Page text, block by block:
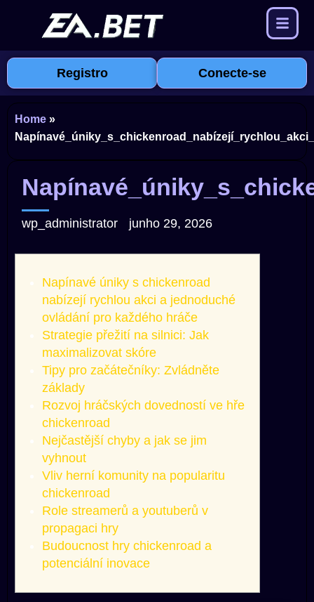
Registro Conecte-se
Home »
wp_administrator junho 29, 2026
Napínavé úniky s chickenroad
nabízejí rychlou akci a jednoduché
ovládání pro každého hráče
Strategie přežití na silnici: Jak
maximalizovat skóre
Tipy pro začátečníky: Zvládněte
základy
Rozvoj hráčských dovedností ve hře
chickenroad
Nejčastější chyby a jak se jim
vyhnout
Vliv herní komunity na popularitu
chickenroad
Role streamerů a youtuberů v
propagaci hry
Budoucnost hry chickenroad a
potenciální inovace